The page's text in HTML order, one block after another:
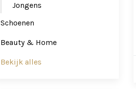
Jongens
Schoenen
Beauty & Home
Bekijk alles